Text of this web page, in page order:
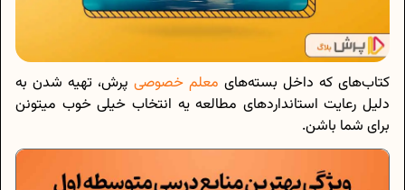
کتاب‌های که داخل بسته‌های معلم خصوصی پرش، تهیه شدن به
دلیل رعایت استاندارد‌های مطالعه یه انتخاب خیلی خوب میتونن
برای شما باشن.